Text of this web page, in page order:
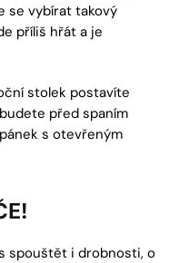
se vybírat takový
příliš hřát a je
stolek postavíte
před spaním
s otevřeným
spouštět i drobnosti, o